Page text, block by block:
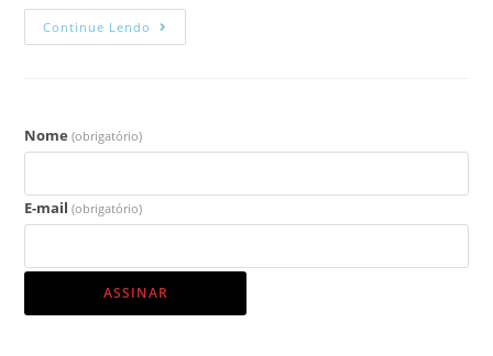
Continue Lendo
Nome (obrigatório)
E-mail (obrigatório)
ASSINAR